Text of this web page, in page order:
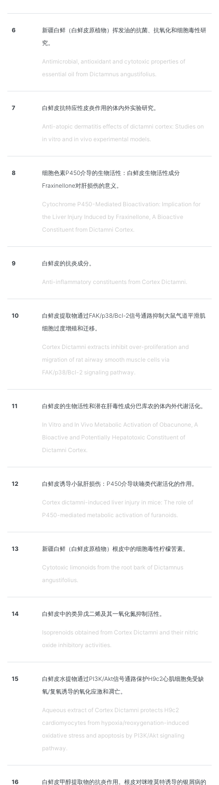
6
新疆白鲜（白鲜皮原植物）挥发油的抗菌、抗氧化和细胞毒性研
究。
Antimicrobial, antioxidant and cytotoxic properties of
essential oil from Dictamnus angustifolius.
7 白鲜皮抗特应性皮炎作用的体内外实验研究。
Anti-atopic dermatitis effects of dictamni cortex: Studies on
in vitro and in vivo experimental models.
8
细胞色素P450介导的生物活性：白鲜皮生物活性成分
Fraxinellone对肝损伤的意义。
Cytochrome P450-Mediated Bioactivation: Implication for
the Liver Injury Induced by Fraxinellone, A Bioactive
Constituent from Dictamni Cortex.
9 白鲜皮的抗炎成分。
Anti-inflammatory constituents from Cortex Dictamni.
10
白鲜皮提取物通过FAK/p38/Bcl-2信号通路抑制大鼠气道平滑肌
细胞过度增殖和迁移。
Cortex Dictamni extracts inhibit over-proliferation and
migration of rat airway smooth muscle cells via
FAK/p38/Bcl-2 signaling pathway.
11 白鲜皮的生物活性和潜在肝毒性成分巴库农的体内外代谢活化。
In Vitro and In Vivo Metabolic Activation of Obacunone, A
Bioactive and Potentially Hepatotoxic Constituent of
Dictamni Cortex.
12 白鲜皮诱导小鼠肝损伤：P450介导呋喃类代谢活化的作用。
Cortex dictamni-induced liver injury in mice: The role of
P450-mediated metabolic activation of furanoids.
13 新疆白鲜（白鲜皮原植物）根皮中的细胞毒性柠檬苦素。
Cytotoxic limonoids from the root bark of Dictamnus
angustifolius.
14 白鲜皮中的类异戊二烯及其一氧化氮抑制活性。
Isoprenoids obtained from Cortex Dictamni and their nitric
oxide inhibitory activities.
15
白鲜皮水提物通过PI3K/Akt信号通路保护H9c2心肌细胞免受缺
氧/复氧诱导的氧化应激和凋亡。
Aqueous extract of Cortex Dictamni protects H9c2
cardiomyocytes from hypoxia/reoxygenation-induced
oxidative stress and apoptosis by PI3K/Akt signaling
pathway.
16
白鲜皮甲醇提取物的抗炎作用。根皮对咪喹莫特诱导的银屑病的